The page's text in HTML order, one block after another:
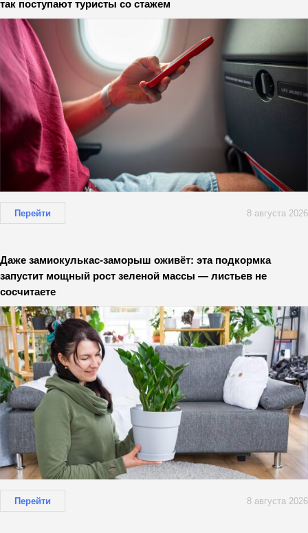
так поступают туристы со стажем
Перейти 8 августа 2026
Даже замиокулькас-заморыш оживёт: эта подкормка
запустит мощный рост зеленой массы — листьев не
сосчитаете
Перейти 8 августа 2026